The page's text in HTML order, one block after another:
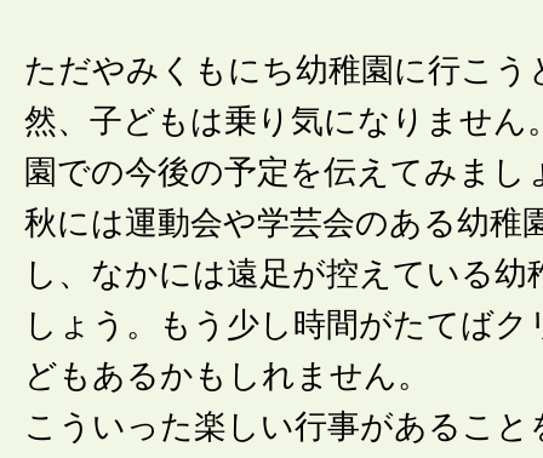
ただやみくもにち幼稚園に行こう
然、子どもは乗り気になりません
園での今後の予定を伝えてみまし
秋には運動会や学芸会のある幼稚
し、なかには遠足が控えている幼
しょう。もう少し時間がたてばク
どもあるかもしれません。
こういった楽しい行事があること